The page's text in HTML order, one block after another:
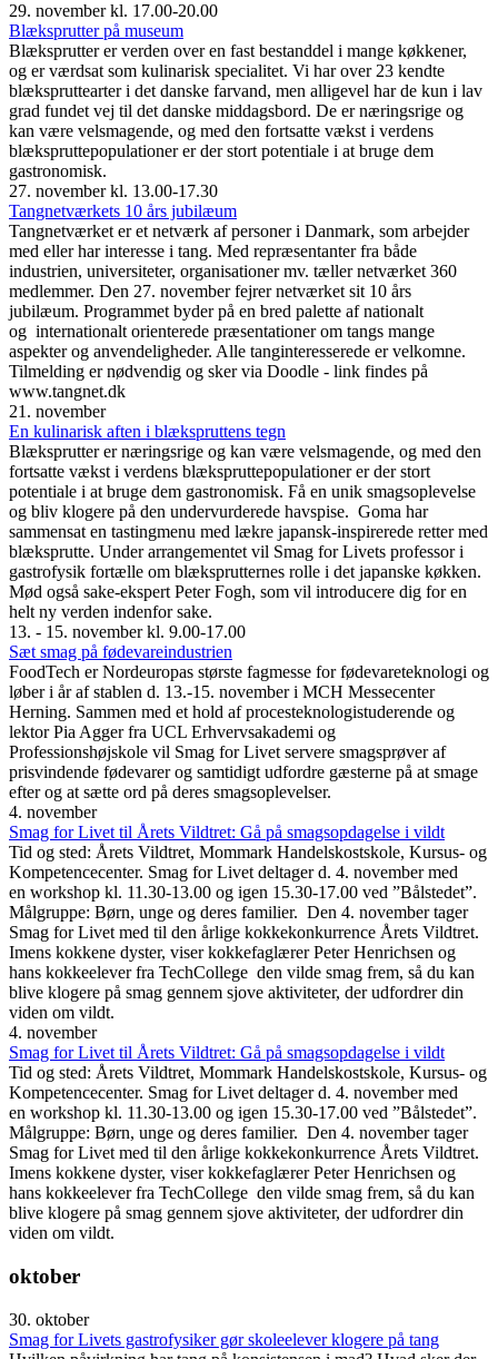
29. november kl. 17.00-20.00
Blæksprutter på museum
Blæksprutter er verden over en fast bestanddel i mange køkkener,
og er værdsat som kulinarisk specialitet. Vi har over 23 kendte
blækspruttearter i det danske farvand, men alligevel har de kun i lav
grad fundet vej til det danske middagsbord. De er næringsrige og
kan være velsmagende, og med den fortsatte vækst i verdens
blækspruttepopulationer er der stort potentiale i at bruge dem
gastronomisk.
27. november kl. 13.00-17.30
Tangnetværkets 10 års jubilæum
Tangnetværket er et netværk af personer i Danmark, som arbejder
med eller har interesse i tang. Med repræsentanter fra både
industrien, universiteter, organisationer mv. tæller netværket 360
medlemmer. Den 27. november fejrer netværket sit 10 års
jubilæum. Programmet byder på en bred palette af nationalt
og internationalt orienterede præsentationer om tangs mange
aspekter og anvendeligheder. Alle tanginteresserede er velkomne.
Tilmelding er nødvendig og sker via Doodle - link findes på
www.tangnet.dk
21. november
En kulinarisk aften i blækspruttens tegn
Blæksprutter er næringsrige og kan være velsmagende, og med den
fortsatte vækst i verdens blækspruttepopulationer er der stort
potentiale i at bruge dem gastronomisk. Få en unik smagsoplevelse
og bliv klogere på den undervurderede havspise. Goma har
sammensat en tastingmenu med lækre japansk-inspirerede retter med
blæksprutte. Under arrangementet vil Smag for Livets professor i
gastrofysik fortælle om blæksprutternes rolle i det japanske køkken.
Mød også sake-ekspert Peter Fogh, som vil introducere dig for en
helt ny verden indenfor sake.
13. - 15. november kl. 9.00-17.00
Sæt smag på fødevareindustrien
FoodTech er Nordeuropas største fagmesse for fødevareteknologi og
løber i år af stablen d. 13.-15. november i MCH Messecenter
Herning. Sammen med et hold af procesteknologistuderende og
lektor Pia Agger fra UCL Erhvervsakademi og
Professionshøjskole vil Smag for Livet servere smagsprøver af
prisvindende fødevarer og samtidigt udfordre gæsterne på at smage
efter og at sætte ord på deres smagsoplevelser.
4. november
Smag for Livet til Årets Vildtret: Gå på smagsopdagelse i vildt
Tid og sted: Årets Vildtret, Mommark Handelskostskole, Kursus- og
Kompetencecenter. Smag for Livet deltager d. 4. november med
en workshop kl. 11.30-13.00 og igen 15.30-17.00 ved ”Bålstedet”.
Målgruppe: Børn, unge og deres familier. Den 4. november tager
Smag for Livet med til den årlige kokkekonkurrence Årets Vildtret.
Imens kokkene dyster, viser kokkefaglærer Peter Henrichsen og
hans kokkeelever fra TechCollege den vilde smag frem, så du kan
blive klogere på smag gennem sjove aktiviteter, der udfordrer din
viden om vildt.
4. november
Smag for Livet til Årets Vildtret: Gå på smagsopdagelse i vildt
Tid og sted: Årets Vildtret, Mommark Handelskostskole, Kursus- og
Kompetencecenter. Smag for Livet deltager d. 4. november med
en workshop kl. 11.30-13.00 og igen 15.30-17.00 ved ”Bålstedet”.
Målgruppe: Børn, unge og deres familier. Den 4. november tager
Smag for Livet med til den årlige kokkekonkurrence Årets Vildtret.
Imens kokkene dyster, viser kokkefaglærer Peter Henrichsen og
hans kokkeelever fra TechCollege den vilde smag frem, så du kan
blive klogere på smag gennem sjove aktiviteter, der udfordrer din
viden om vildt.
oktober
30. oktober
Smag for Livets gastrofysiker gør skoleelever klogere på tang